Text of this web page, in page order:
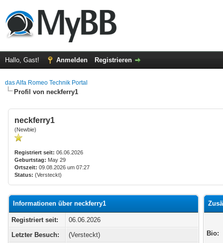
Hallo, Gast! Anmelden Registrieren
das Alfa Romeo Technik Portal
Profil von neckferry1
neckferry1
(Newbie)
Registriert seit: 06.06.2026
Geburtstag: May 29
Ortszeit: 09.08.2026 um 07:27
Status: (Versteckt)
Informationen über neckferry1
Registriert seit:
06.06.2026
Letzter Besuch:
(Versteckt)
Bio: